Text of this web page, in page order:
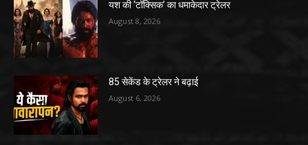
यश की ‘टॉक्सिक’ का धमाकेदार ट्रेलर
August 8, 2026
85 सेकेंड के ट्रेलर ने बढ़ाई
August 6, 2026